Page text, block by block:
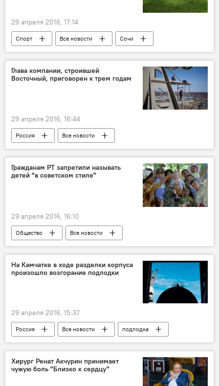
29 апреля 2016, 17:14
Спорт Все новости
Сочи
соревнования
Таджикистан
Глава компании, строившей
Восточный, приговорен к трем годам
29 апреля 2016, 16:44
Россия
Все новости
Строительство
хищение денежных средств
космодром
Гражданам РТ запретили называть
детей "в советском стиле"
29 апреля 2016, 16:10
Общество
Все новости
Таджикистан
На Камчатке в ходе разделки корпуса
произошло возгорание подлодки
29 апреля 2016, 15:37
Россия Все новости
подлодка
утилизация
Хирург Ренат Акчурин принимает
чужую боль "Близко к сердцу"